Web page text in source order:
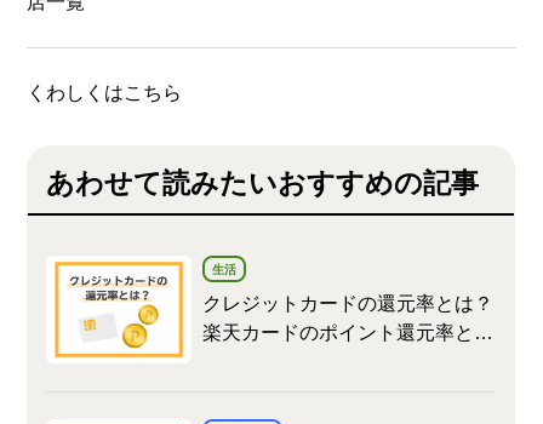
くわしくはこちら
あわせて読みたいおすすめの記事
生活
クレジットカードの還元率とは？
楽天カードのポイント還元率とお